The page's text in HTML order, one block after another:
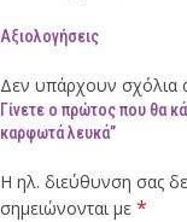
Αξιολογήσεις
Δεν υπάρχουν σχόλια
Γίνετε ο πρώτος που θα
καρφωτά λευκά”
Η ηλ. διεύθυνση σας
σημειώνονται με *